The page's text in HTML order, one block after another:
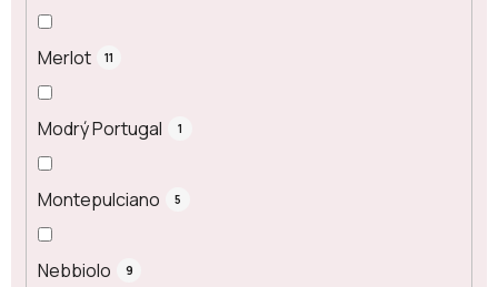
Merlot 11
Modrý Portugal 1
Montepulciano 5
Nebbiolo 9